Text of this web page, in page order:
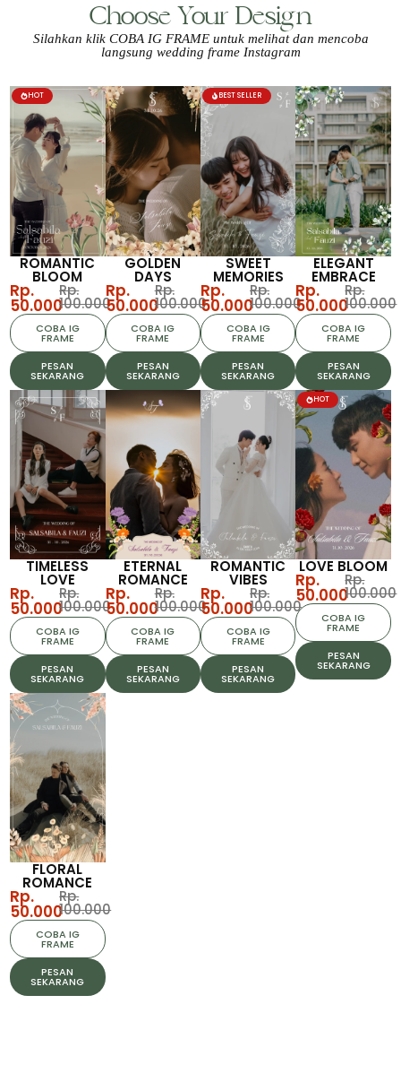
Choose Your Design
Silahkan klik COBA IG FRAME untuk melihat dan mencoba
langsung wedding frame Instagram
HOT
ROMANTIC
BLOOM
Rp.
50.000
Rp.
100.000
COBA IG
FRAME
PESAN
SEKARANG
GOLDEN
DAYS
Rp.
50.000
Rp.
100.000
COBA IG
FRAME
PESAN
SEKARANG
BEST SELLER
SWEET
MEMORIES
Rp.
50.000
Rp.
100.000
COBA IG
FRAME
PESAN
SEKARANG
ELEGANT
EMBRACE
Rp.
50.000
Rp.
100.000
COBA IG
FRAME
PESAN
SEKARANG
TIMELESS
LOVE
Rp.
50.000
Rp.
100.000
COBA IG
FRAME
PESAN
SEKARANG
ETERNAL
ROMANCE
Rp.
50.000
Rp.
100.000
COBA IG
FRAME
PESAN
SEKARANG
ROMANTIC
VIBES
Rp.
50.000
Rp.
100.000
COBA IG
FRAME
PESAN
SEKARANG
HOT
LOVE BLOOM
Rp.
50.000
Rp.
100.000
COBA IG
FRAME
PESAN
SEKARANG
FLORAL
ROMANCE
Rp.
50.000
Rp.
100.000
COBA IG
FRAME
PESAN
SEKARANG